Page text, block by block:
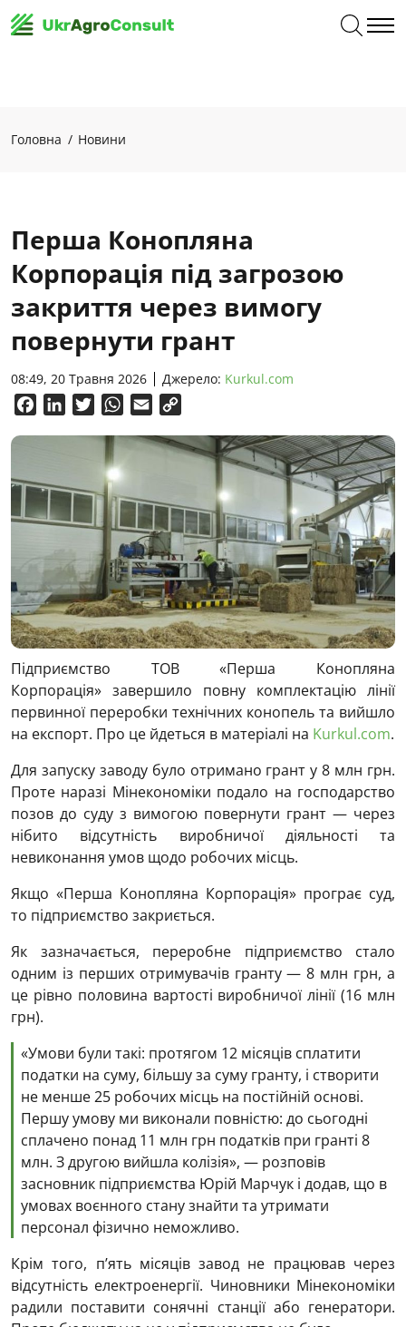
Головна Новини
Перша Конопляна
Корпорація під загрозою
закриття через вимогу
повернути грант
08:49, 20 Травня 2026 Джерело: Kurkul.com
FacebookLinkedInTwitterWhatsApp
Email
Підприємство ТОВ «Перша Конопляна
Корпорація» завершило повну комплектацію лінії
первинної переробки технічних конопель та вийшло
на експорт. Про це йдеться в матеріалі на Kurkul.com.
Для запуску заводу було отримано грант у 8 млн грн.
Проте наразі Мінекономіки подало на господарство
позов до суду з вимогою повернути грант — через
нібито відсутність виробничої діяльності та
невиконання умов щодо робочих місць.
Якщо «Перша Конопляна Корпорація» програє суд,
то підприємство закриється.
Як зазначається, переробне підприємство стало
одним із перших отримувачів гранту — 8 млн грн, а
це рівно половина вартості виробничої лінії (16 млн
грн).
«Умови були такі: протягом 12 місяців сплатити
податки на суму, більшу за суму гранту, і створити
не менше 25 робочих місць на постійній основі.
Першу умову ми виконали повністю: до сьогодні
сплачено понад 11 млн грн податків при гранті 8
млн. З другою вийшла колізія», — розповів
засновник підприємства Юрій Марчук і додав, що в
умовах воєнного стану знайти та утримати
персонал фізично неможливо.
Крім того, п’ять місяців завод не працював через
відсутність електроенергії. Чиновники Мінекономіки
радили поставити сонячні станції або генератори.